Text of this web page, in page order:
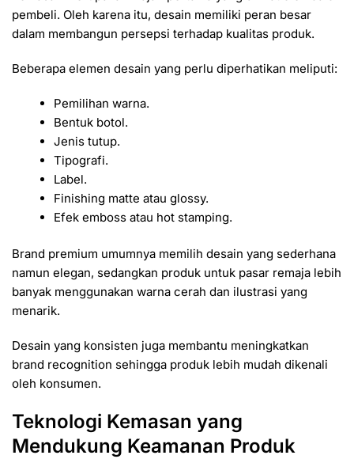
pembeli. Oleh karena itu, desain memiliki peran besar
dalam membangun persepsi terhadap kualitas produk.
Beberapa elemen desain yang perlu diperhatikan meliputi:
Pemilihan warna.
Bentuk botol.
Jenis tutup.
Tipografi.
Label.
Finishing matte atau glossy.
Efek emboss atau hot stamping.
Brand premium umumnya memilih desain yang sederhana
namun elegan, sedangkan produk untuk pasar remaja lebih
banyak menggunakan warna cerah dan ilustrasi yang
menarik.
Desain yang konsisten juga membantu meningkatkan
brand recognition sehingga produk lebih mudah dikenali
oleh konsumen.
Teknologi Kemasan yang
Mendukung Keamanan Produk